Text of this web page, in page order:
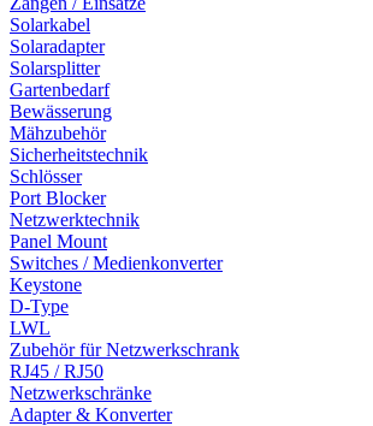
Solarkabel
Solaradapter
Solarsplitter
Gartenbedarf
Bewässerung
Mähzubehör
Sicherheitstechnik
Schlösser
Port Blocker
Netzwerktechnik
Panel Mount
Switches / Medienkonverter
Keystone
D-Type
LWL
Zubehör für Netzwerkschrank
RJ45 / RJ50
Netzwerkschränke
Adapter & Konverter